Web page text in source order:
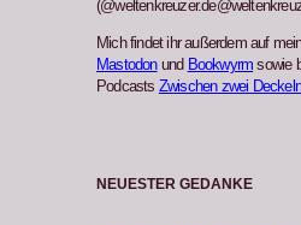
Mich findet ihr außerdem auf
Mastodonund Bookwyrm sowie
Podcasts Zwischen zwei
NEUESTER GEDANKE